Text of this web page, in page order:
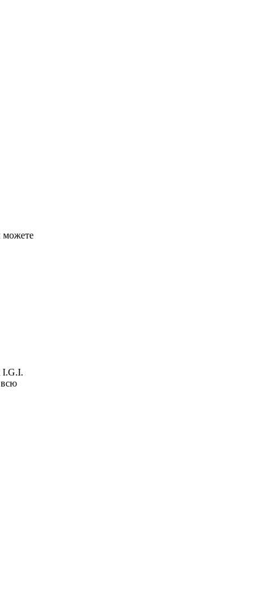
можете
I.G.I.
всю